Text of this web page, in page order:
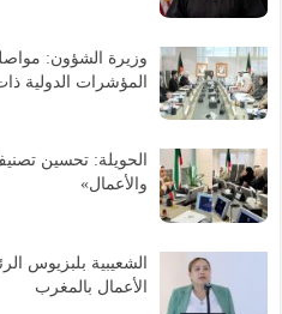
وزيرة الشؤون:
المؤشرات الدولية
الحويلة: تحسين
والأعمال»
الشعيبية بلبزيوس
الأعمال بالمغرب